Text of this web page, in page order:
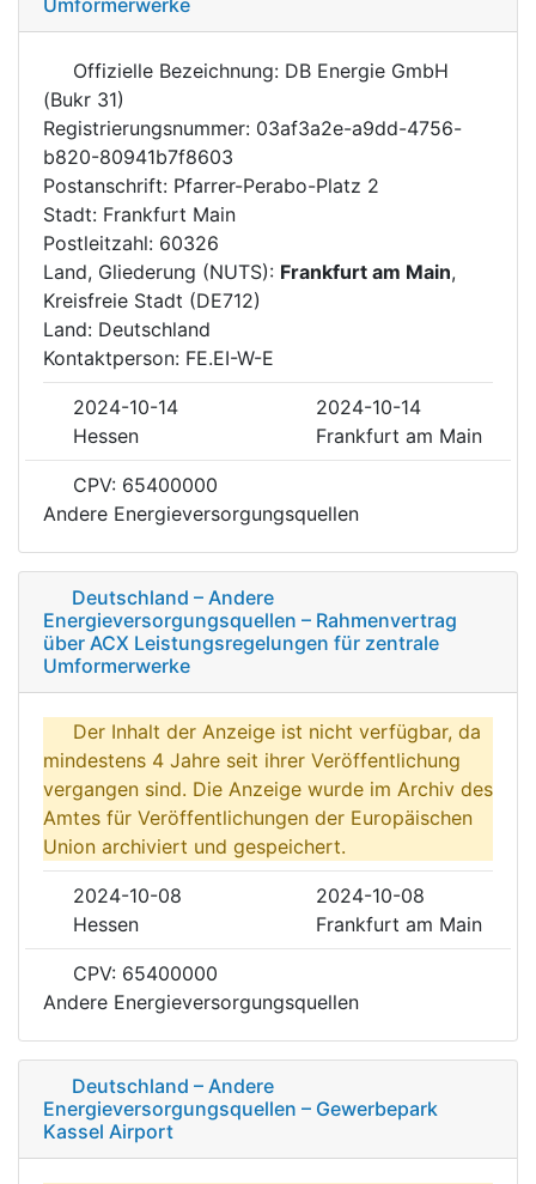
Offizielle Bezeichnung: DB Energie GmbH
(Bukr 31)
Registrierungsnummer: 03af3a2e-a9dd-4756-
b820-80941b7f8603
Postanschrift: Pfarrer-Perabo-Platz 2
Stadt: Frankfurt Main
Postleitzahl: 60326
Land, Gliederung (NUTS): Frankfurt am Main,
Kreisfreie Stadt (DE712)
Land: Deutschland
Kontaktperson: FE.EI-W-E
2024-10-14
2024-10-14
Hessen
Frankfurt am Main
CPV: 65400000
Andere Energieversorgungsquellen
Deutschland – Andere
Energieversorgungsquellen – Rahmenvertrag
über ACX Leistungsregelungen für zentrale
Umformerwerke
Der Inhalt der Anzeige ist nicht verfügbar, da
mindestens 4 Jahre seit ihrer Veröffentlichung
vergangen sind. Die Anzeige wurde im Archiv des
Amtes für Veröffentlichungen der Europäischen
Union archiviert und gespeichert.
2024-10-08
2024-10-08
Hessen
Frankfurt am Main
CPV: 65400000
Andere Energieversorgungsquellen
Deutschland – Andere
Energieversorgungsquellen – Gewerbepark
Kassel Airport